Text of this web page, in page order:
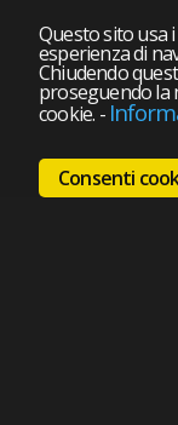
Questo sito usa
esperienza di
Chiudendo
proseguendo la
cookie. -
Consenti